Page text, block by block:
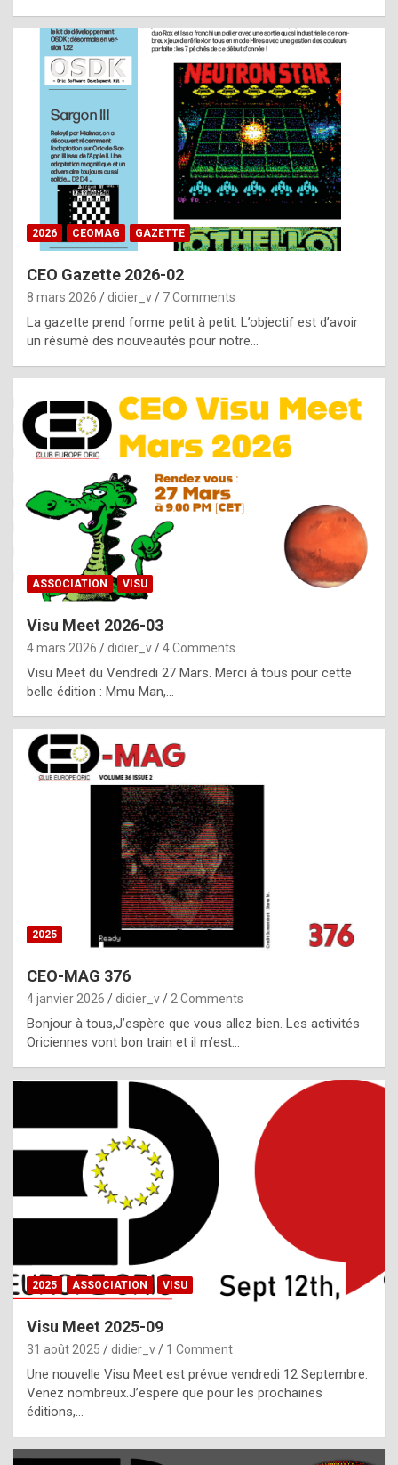
o
m
m
a
y
b
e
b
y
g
e
n
u
i
n
e
R
o
p
l
c
h
i
s
t
o
r
p
e
c
i
l
,
g
h
t
f
2026 CEOMAG GAZETTE
CEO Gazette 2026-02
8 mars 2026 didier_v 7 Comments
La gazette prend forme petit à petit. L’objectif est d’avoir
un résumé des nouveautés pour notre…
ASSOCIATION VISU
Visu Meet 2026-03
4 mars 2026 didier_v 4 Comments
Visu Meet du Vendredi 27 Mars. Merci à tous pour cette
belle édition : Mmu Man,…
2025
CEO-MAG 376
4 janvier 2026 didier_v 2 Comments
Bonjour à tous,J’espère que vous allez bien. Les activités
Oriciennes vont bon train et il m’est…
2025 ASSOCIATION VISU
Visu Meet 2025-09
31 août 2025 didier_v 1 Comment
Une nouvelle Visu Meet est prévue vendredi 12 Septembre.
Venez nombreux.J’espere que pour les prochaines
éditions,…